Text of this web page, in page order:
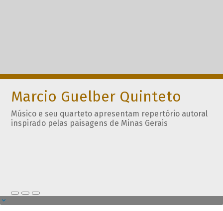
Marcio Guelber Quinteto
Músico e seu quarteto apresentam repertório autoral
inspirado pelas paisagens de Minas Gerais